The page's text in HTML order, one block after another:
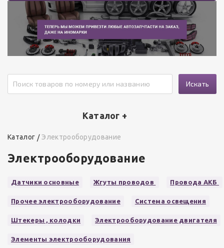
Искать
Каталог +
Каталог Электрооборудование
Электрооборудование
Датчики основные Жгуты проводов Провода АКБ
Прочее электрооборудование Система освещения
Штекеры , колодки Электрооборудование двигателя
Элементы электрооборудования